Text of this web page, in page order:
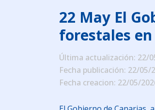
22 May El
forestales
Última actualización: 22/
Fecha publicación: 22/05/
Fecha creacion: 22/05/